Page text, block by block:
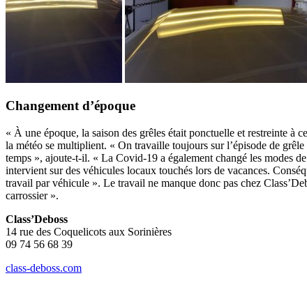
Changement d’époque
« À une époque, la saison des grêles était ponctuelle et restreinte à
la météo se multiplient. « On travaille toujours sur l’épisode de
temps », ajoute-t-il. « La Covid-19 a également changé les modes
intervient sur des véhicules locaux touchés lors de vacances.
travail par véhicule ». Le travail ne manque donc pas chez
carrossier ».
Class’Deboss
14 rue des Coquelicots aux Sorinières
09 74 56 68 39
class-deboss.com